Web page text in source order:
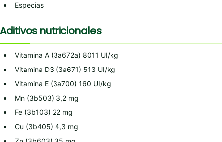
Especias
Aditivos nutricionales
Vitamina A (3a672a) 8011 UI/kg
Vitamina D3 (3a671) 513 UI/kg
Vitamina E (3a700) 160 UI/kg
Mn (3b503) 3,2 mg
Fe (3b103) 22 mg
Cu (3b405) 4,3 mg